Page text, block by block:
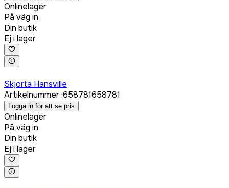
Onlinelager
På väg in
Din butik
Ej i lager
Skjorta Hansville
Artikelnummer:658781658781
Logga in för att se pris
Onlinelager
På väg in
Din butik
Ej i lager